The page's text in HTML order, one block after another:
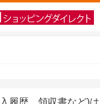
履歴、領収書など)は